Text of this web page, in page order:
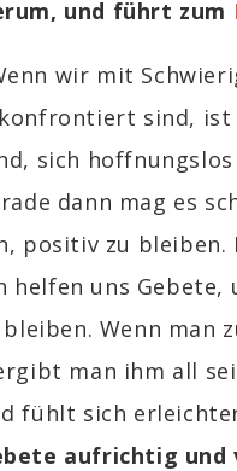
und führt zum
wir mit
sind, ist
sich hoffnungslos
dann mag es
positiv zu bleiben.
helfen uns Gebete,
Wenn man
man ihm all
fühlt sich
aufrichtig und